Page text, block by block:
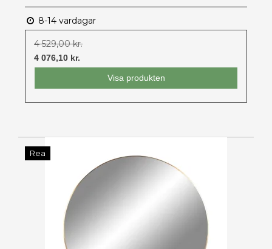
8-14 vardagar
4 529,00 kr.
4 076,10 kr.
Visa produkten
Rea